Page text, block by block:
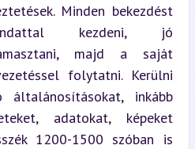
Minden bekezdést
kezdeni, jó
majd a saját
folytatni. Kerülni
inkább
adatokat, képeket
1200-1500 szóban is